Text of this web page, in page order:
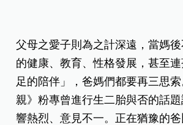
父母之愛子則為之計深遠，當媽
的健康、教育、性格發展，甚至
足的陪伴」，爸媽們都要再三思
親》粉專曾進行生二胎與否的話
響熱烈、意見不一。正在猶豫的